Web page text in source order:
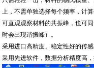
上，不需单独选择每个频率，计
可直观观察材料的共振峰，也可
时会出现谐振峰）。
采用进口高精度、稳定性好的传感
采用先进软件，数据分析精度高，